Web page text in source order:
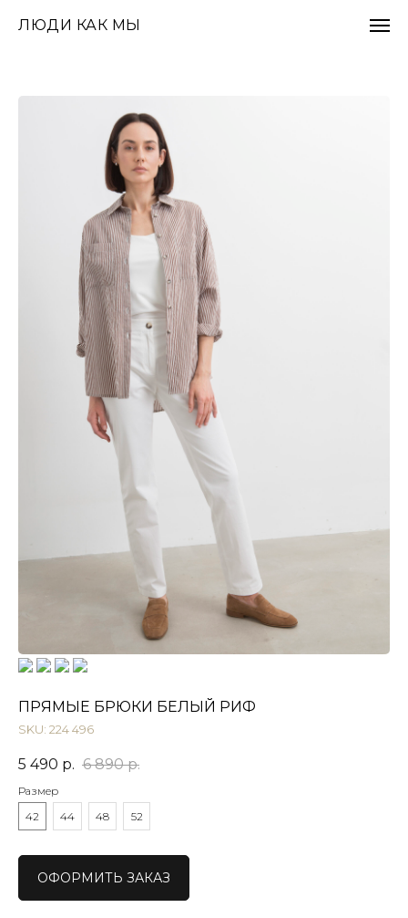
ЛЮДИ КАК МЫ
ПРЯМЫЕ БРЮКИ БЕЛЫЙ РИФ
SKU: 224 496
5 490 р. 6 890 р.
Размер
42
44 48 52
ОФОРМИТЬ ЗАКАЗ